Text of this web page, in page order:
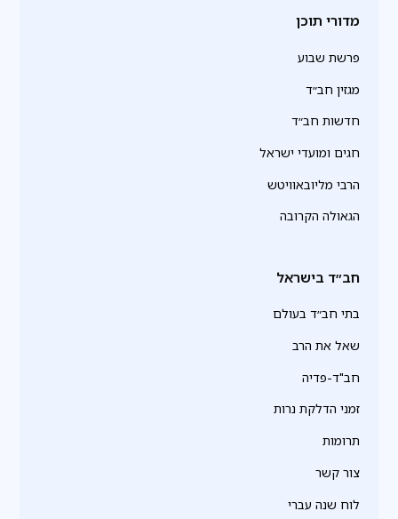
מדורי תוכן
פרשת שבוע
מגזין חב״ד
חדשות חב״ד
חגים ומועדי ישראל
הרבי מליובאוויטש
הגאולה הקרובה
חב״ד בישראל
בתי חב״ד בעולם
שאל את הרב
חב"ד-פדיה
זמני הדלקת נרות
תרומות
צור קשר
לוח שנה עברי